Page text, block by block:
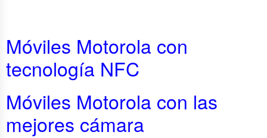
Móviles Motorola con
tecnología NFC
Móviles Motorola con las
mejores cámara